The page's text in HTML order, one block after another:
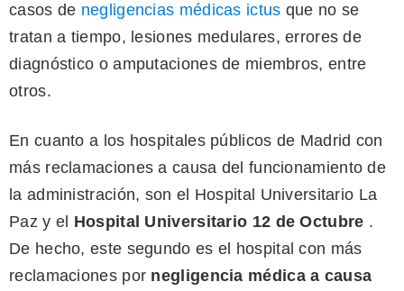
casos de negligencias médicas ictus que no se
tratan a tiempo, lesiones medulares, errores de
diagnóstico o amputaciones de miembros, entre
otros.
En cuanto a los hospitales públicos de Madrid con
más reclamaciones a causa del funcionamiento de
la administración, son el Hospital Universitario La
Paz y el Hospital Universitario 12 de Octubre .
De hecho, este segundo es el hospital con más
reclamaciones por negligencia médica a causa